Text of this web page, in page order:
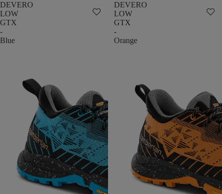
DEVERO
LOW
GTX
-
Blue
DEVERO
LOW
GTX
-
Orange